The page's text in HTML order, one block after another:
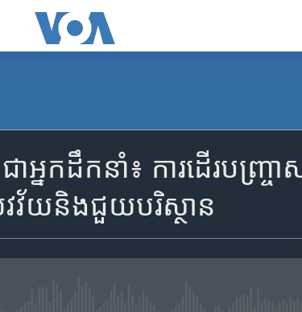
Apple Podcasts
ាអ្នកដឹកនាំ៖ ការដើរ​បញ្
វវ័យ​និង​ជួយ​បរិស្ថាន